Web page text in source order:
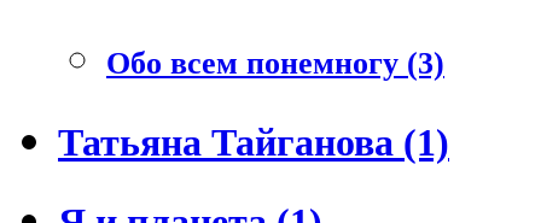
Обо всем понемногу (3)
Татьяна Тайганова (1)